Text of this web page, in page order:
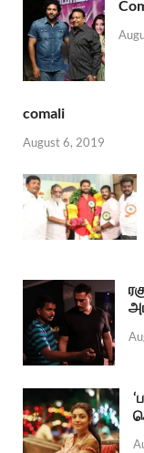
comali
August 6, 2019